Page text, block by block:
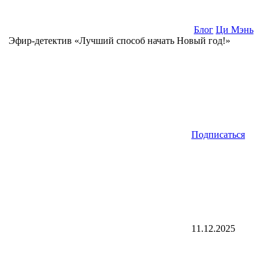
Блог Ци Мэнь
Эфир-детектив «Лучший способ начать Новый год!»
Подписаться
11.12.2025